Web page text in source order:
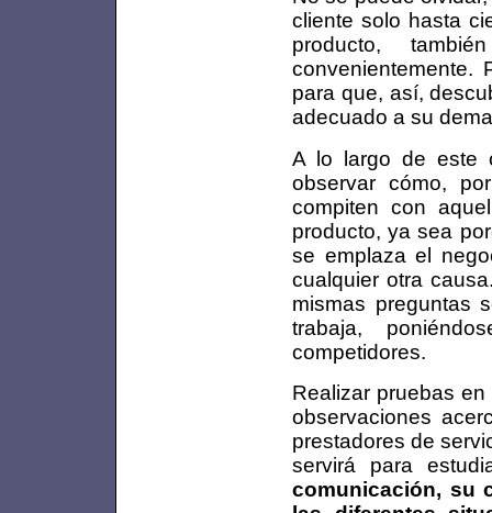
cliente solo hasta
producto,
convenientemente.
para que, así,
adecuado a su
A lo largo de este
observar cómo,
compiten con
producto, ya sea
se emplaza el
cualquier otra
mismas preguntas
trabaja,
competidores.
Realizar pruebas
observaciones
prestadores de
servirá para
comunicación, su